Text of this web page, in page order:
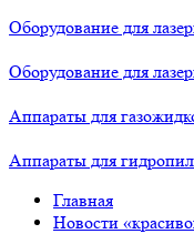
Оборудование для
Оборудование для
Аппараты для
Аппараты для
Главная
Новости